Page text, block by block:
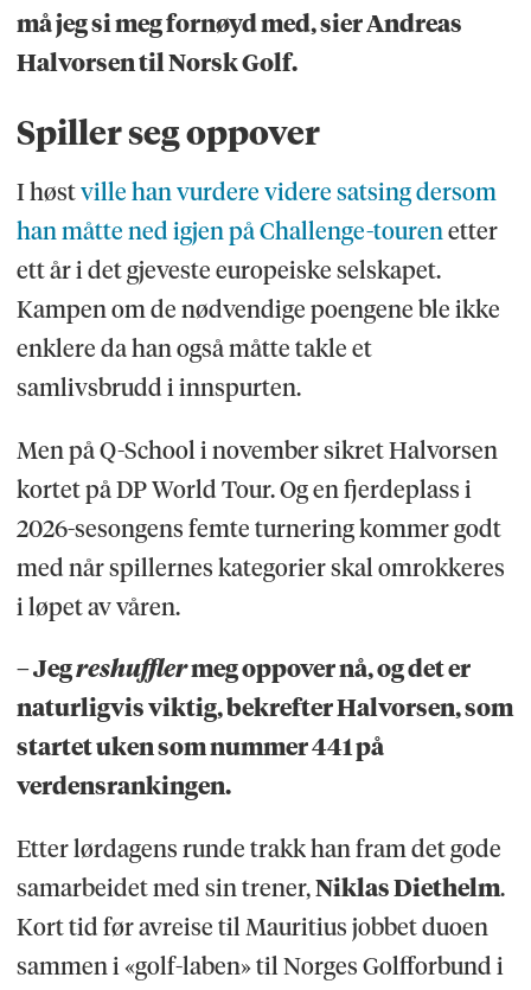
må jeg si meg fornøyd med, sier Andreas
Halvorsen til Norsk Golf.
Spiller seg oppover
I høstville han vurdere videre satsing dersom
han måtte ned igjen på Challenge-touren etter
ett år i det gjeveste europeiske selskapet.
Kampen om de nødvendige poengene ble ikke
enklere da han også måtte takle et
samlivsbrudd i innspurten.
Men på Q-School i november sikret Halvorsen
kortet på DP World Tour. Og en fjerdeplass i
2026-sesongens femte turnering kommer godt
med når spillernes kategorier skal omrokkeres
i løpet av våren.
– Jegreshufflermeg oppover nå, og det er
naturligvis viktig, bekrefter Halvorsen, som
startet uken som nummer 441 på
verdensrankingen.
Etter lørdagens runde trakk han fram det gode
samarbeidet med sin trener,Niklas Diethelm.
Kort tid før avreise til Mauritius jobbet duoen
sammen i «golf-laben» til Norges Golfforbund i